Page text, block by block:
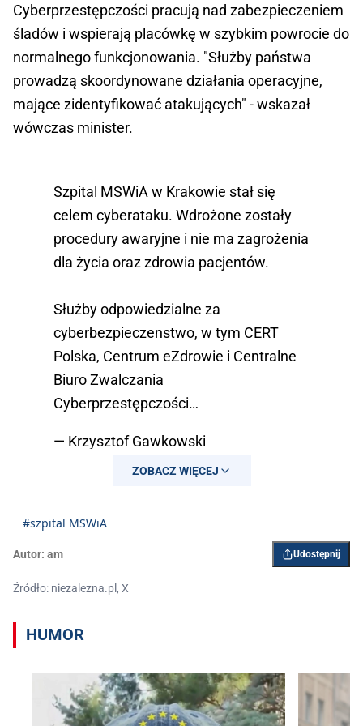
Cyberprzestępczości pracują nad zabezpieczeniem
śladów i wspierają placówkę w szybkim powrocie do
normalnego funkcjonowania. "Służby państwa
prowadzą skoordynowane działania operacyjne,
mające zidentyfikować atakujących" - wskazał
wówczas minister.
Szpital MSWiA w Krakowie stał się
celem cyberataku. Wdrożone zostały
procedury awaryjne i nie ma zagrożenia
dla życia oraz zdrowia pacjentów.
Służby odpowiedzialne za
cyberbezpieczenstwo, w tym CERT
Polska, Centrum eZdrowie i Centralne
Biuro Zwalczania
Cyberprzestępczości…
— Krzysztof Gawkowski
(@KGawkowski)March 9, 2025
ZOBACZ WIĘCEJ
#szpital MSWiA
Autor: am Udostępnij
Źródło: niezalezna.pl, X
HUMOR